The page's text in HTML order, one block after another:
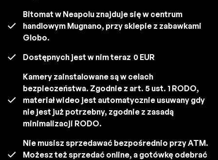
Bitomat w Neapolu znajduje się w centrum
handlowym Mugnano, przy sklepie z zabawkami
Globo.
Dostępnych jest w nim teraz 0 EUR
Kamery zainstalowane są w celach
bezpieczeństwa. Zgodnie z art. 5 ust. 1 RODO,
materiał wideo jest automatycznie usuwany gdy
nie jest już potrzebny, zgodnie z zasadą
minimalizacji RODO.
Nie musisz sprzedawać bezpośrednio przy ATM.
Możesz też sprzedać online, a gotówkę odebrać